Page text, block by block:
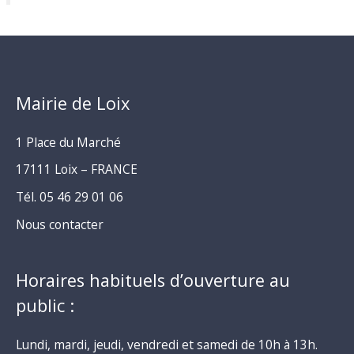
Mairie de Loix
1 Place du Marché
17111 Loix – FRANCE
Tél. 05 46 29 01 06
Nous contacter
Horaires habituels d’ouverture au
public :
Lundi, mardi, jeudi, vendredi et samedi de 10h à 13h.